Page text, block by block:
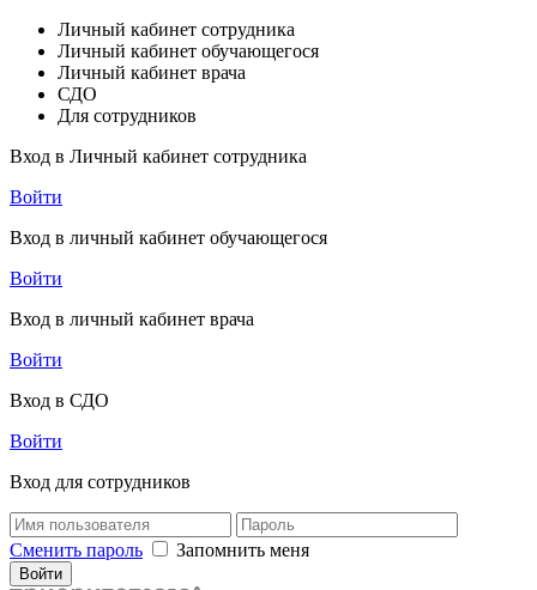
Личный кабинет сотрудника
Личный кабинет обучающегося
Личный кабинет врача
СДО
Для сотрудников
Вход в Личный кабинет сотрудника
Войти
Вход в личный кабинет обучающегося
Войти
Вход в личный кабинет врача
Войти
Вход в СДО
Войти
Вход для сотрудников
Сменить пароль Запомнить меня